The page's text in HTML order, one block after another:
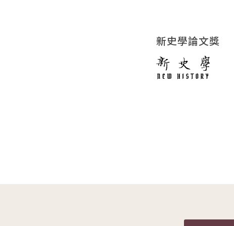
新史學論文獎